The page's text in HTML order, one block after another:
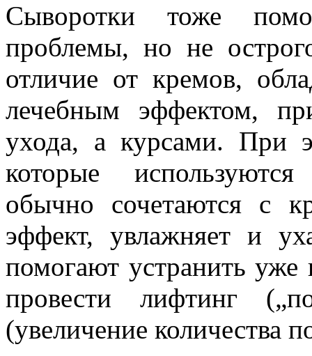
Сыворотки тоже
проблемы, но не
отличие от кремов,
лечебным эффектом,
ухода, а курсами. При
которые
обычно сочетаются с
эффект, увлажняет и
помогают устранить уже
провести лифтинг
(увеличение количества